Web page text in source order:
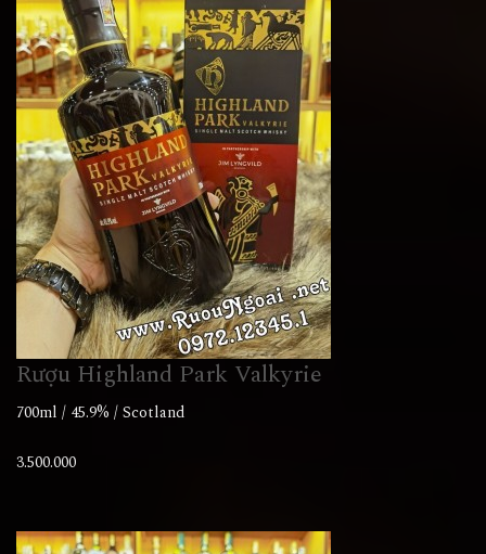
Rượu Highland Park Valkyrie
700ml / 45.9% / Scotland
3.500.000